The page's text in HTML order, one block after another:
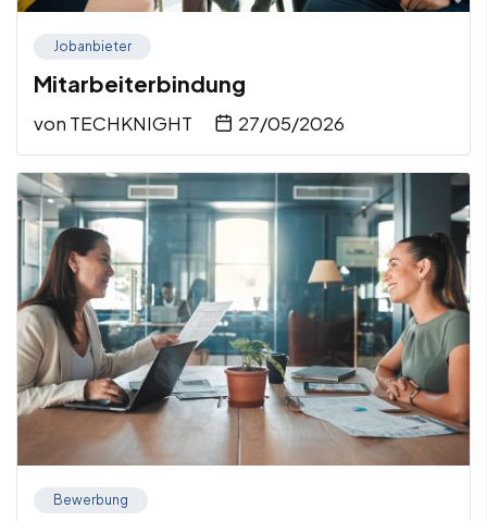
Jobanbieter
Mitarbeiterbindung
von TECHKNIGHT 27/05/2026
Bewerbung